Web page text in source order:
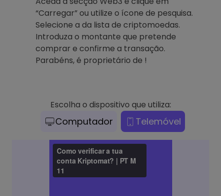
“Carregar” ou utilize o ícone de pesquisa.
Selecione a da lista de criptomoedas.
Introduza o montante que pretende
comprar e confirme a transação.
Parabéns, é proprietário de !
Escolha o dispositivo que utiliza:
Computador Telemóvel